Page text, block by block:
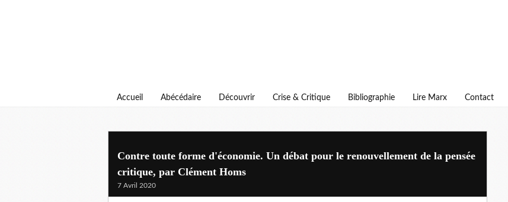
Accueil Abécédaire Découvrir Crise & Critique Bibliographie Lire Marx Contact
Contre toute forme d'économie. Un débat pour le renouvellement de la pensée
critique, par Clément Homs
7 Avril 2020